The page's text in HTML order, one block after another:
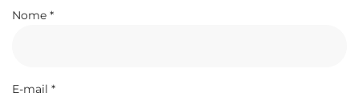
Nome *
E-mail *